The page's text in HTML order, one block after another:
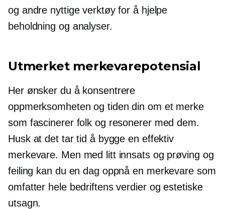
og andre nyttige verktøy for å hjelpe
beholdning og analyser.
Utmerket merkevarepotensial
Her ønsker du å konsentrere
oppmerksomheten og tiden din om et merke
som fascinerer folk og resonerer med dem.
Husk at det tar tid å bygge en effektiv
merkevare. Men med litt innsats og prøving og
feiling kan du en dag oppnå en merkevare som
omfatter hele bedriftens verdier og estetiske
utsagn.